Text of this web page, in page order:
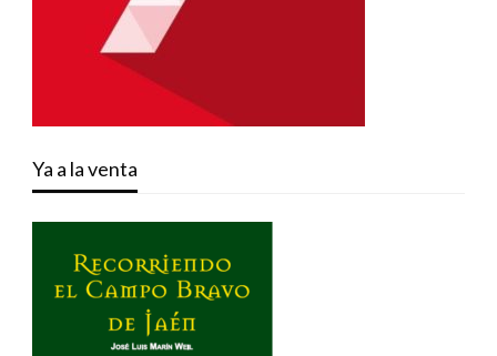
Ya a la venta